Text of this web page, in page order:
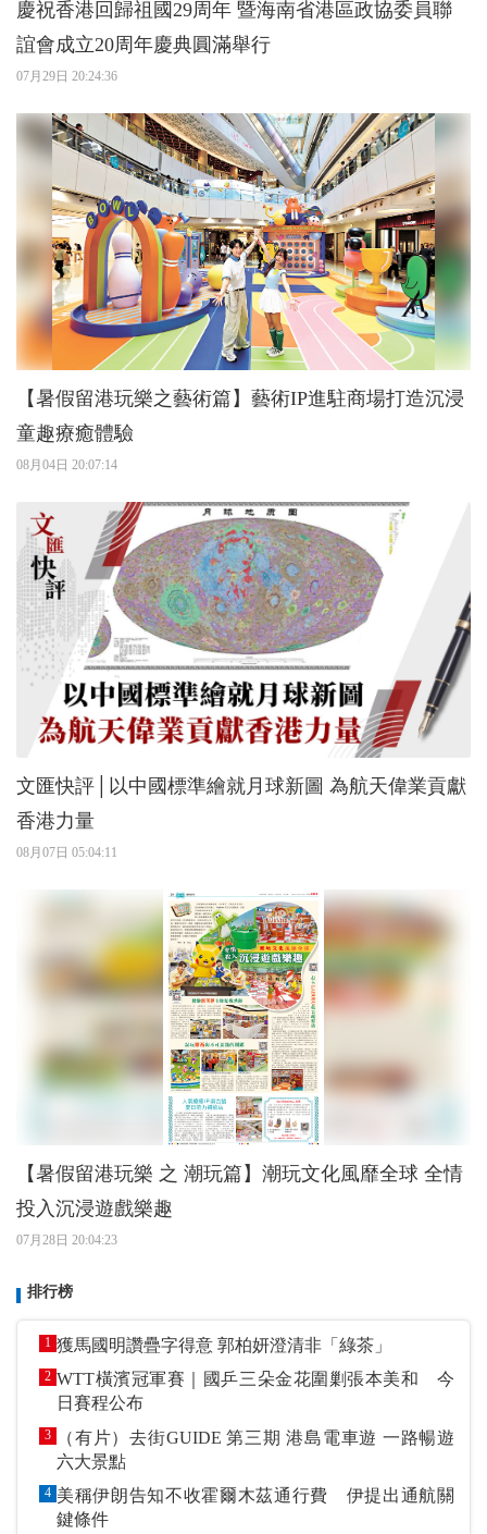
慶祝香港回歸祖國29周年 暨海南省港區政協委員聯
誼會成立20周年慶典圓滿舉行
07月29日 20:24:36
【暑假留港玩樂之藝術篇】藝術IP進駐商場打造沉浸
童趣療癒體驗
08月04日 20:07:14
文匯快評│以中國標準繪就月球新圖 為航天偉業貢獻
香港力量
08月07日 05:04:11
【暑假留港玩樂 之 潮玩篇】潮玩文化風靡全球 全情
投入沉浸遊戲樂趣
07月28日 20:04:23
排行榜
1 獲馬國明讚疊字得意 郭柏妍澄清非「綠茶」
2 WTT橫濱冠軍賽｜國乒三朵金花圍剿張本美和 今
日賽程公布
3
（有片）去街GUIDE 第三期 港島電車遊 一路暢遊
六大景點
4 美稱伊朗告知不收霍爾木茲通行費 伊提出通航關
鍵條件